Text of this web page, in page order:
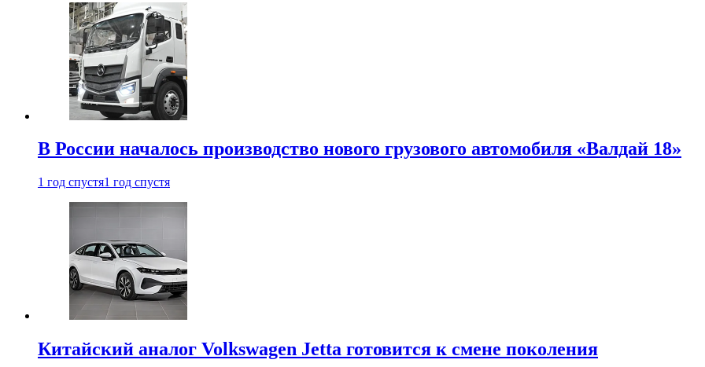
В России началось производство нового грузового автомобиля «Валдай 18»
1 год спустя1 год спустя
Китайский аналог Volkswagen Jetta готовится к смене поколения